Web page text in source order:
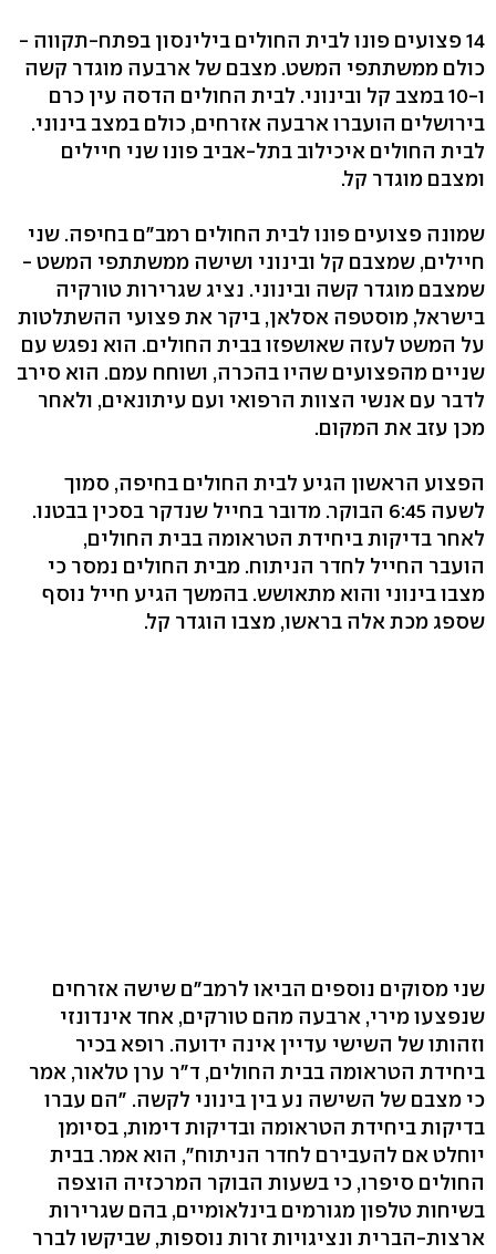
14 פצועים פונו לבית החולים בילינסון בפתח-תקווה -
כולם ממשתתפי המשט. מצבם של ארבעה מוגדר קשה
ו-10 במצב קל ובינוני. לבית החולים הדסה עין כרם
בירושלים הועברו ארבעה אזרחים, כולם במצב בינוני.
לבית החולים איכילוב בתל-אביב פונו שני חיילים
ומצבם מוגדר קל.
שמונה פצועים פונו לבית החולים רמב"ם בחיפה. שני
חיילים, שמצבם קל ובינוני ושישה ממשתתפי המשט -
שמצבם מוגדר קשה ובינוני. נציג שגרירות טורקיה
בישראל, מוסטפה אסלאן, ביקר את פצועי ההשתלטות
על המשט לעזה שאושפזו בבית החולים. הוא נפגש עם
שניים מהפצועים שהיו בהכרה, ושוחח עמם. הוא סירב
לדבר עם אנשי הצוות הרפואי ועם עיתונאים, ולאחר
מכן עזב את המקום.
הפצוע הראשון הגיע לבית החולים בחיפה, סמוך
לשעה 6:45 הבוקר. מדובר בחייל שנדקר בסכין בבטנו.
לאחר בדיקות ביחידת הטראומה בבית החולים,
הועבר החייל לחדר הניתוח. מבית החולים נמסר כי
מצבו בינוני והוא מתאושש. בהמשך הגיע חייל נוסף
שספג מכת אלה בראשו, מצבו הוגדר קל.
שני מסוקים נוספים הביאו לרמב"ם שישה אזרחים
שנפצעו מירי, ארבעה מהם טורקים, אחד אינדונזי
וזהותו של השישי עדיין אינה ידועה. רופא בכיר
ביחידת הטראומה בבית החולים, ד"ר ערן טלאור, אמר
כי מצבם של השישה נע בין בינוני לקשה. "הם עברו
בדיקות ביחידת הטראומה ובדיקות דימות, בסיומן
יוחלט אם להעבירם לחדר הניתוח", הוא אמר. בבית
החולים סיפרו, כי בשעות הבוקר המרכזיה הוצפה
בשיחות טלפון מגורמים בינלאומיים, בהם שגרירות
ארצות-הברית ונציגויות זרות נוספות, שביקשו לברר